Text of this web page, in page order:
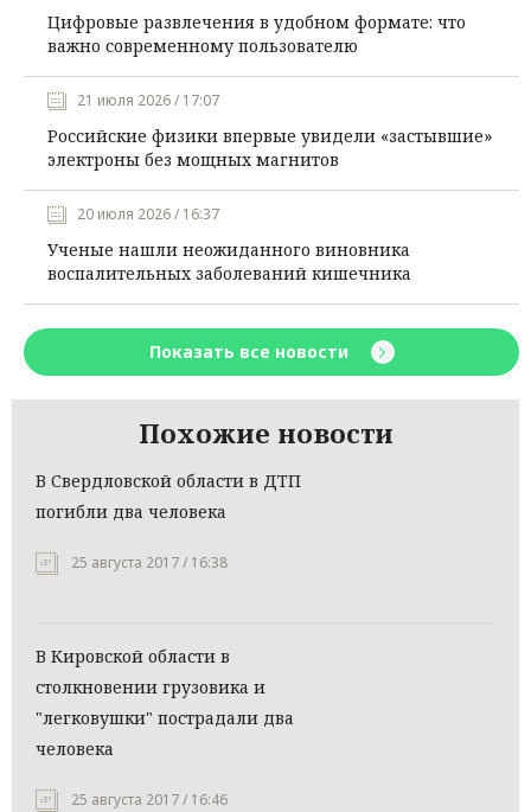
Цифровые развлечения в удобном формате: что
важно современному пользователю
21 июля 2026 / 17:07
Российские физики впервые увидели «застывшие»
электроны без мощных магнитов
20 июля 2026 / 16:37
Ученые нашли неожиданного виновника
воспалительных заболеваний кишечника
Показать все новости
Похожие новости
В Свердловской области в ДТП
погибли два человека
25 августа 2017 / 16:38
В Кировской области в
столкновении грузовика и
"легковушки" пострадали два
человека
25 августа 2017 / 16:46